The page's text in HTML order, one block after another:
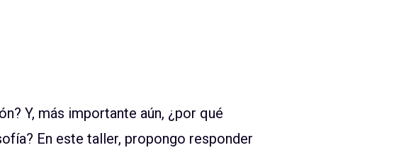
Y, más importante aún, ¿por qué
En este taller, propongo responder